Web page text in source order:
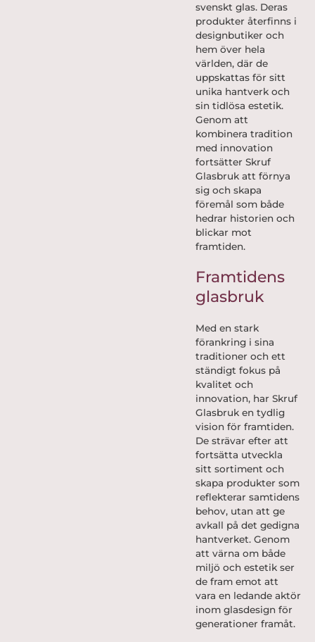
svenskt glas. Deras
produkter återfinns i
designbutiker och
hem över hela
världen, där de
uppskattas för sitt
unika hantverk och
sin tidlösa estetik.
Genom att
kombinera tradition
med innovation
fortsätter Skruf
Glasbruk att förnya
sig och skapa
föremål som både
hedrar historien och
blickar mot
framtiden.
Framtidens
glasbruk
Med en stark
förankring i sina
traditioner och ett
ständigt fokus på
kvalitet och
innovation, har Skruf
Glasbruk en tydlig
vision för framtiden.
De strävar efter att
fortsätta utveckla
sitt sortiment och
skapa produkter som
reflekterar samtidens
behov, utan att ge
avkall på det gedigna
hantverket. Genom
att värna om både
miljö och estetik ser
de fram emot att
vara en ledande aktör
inom glasdesign för
generationer framåt.